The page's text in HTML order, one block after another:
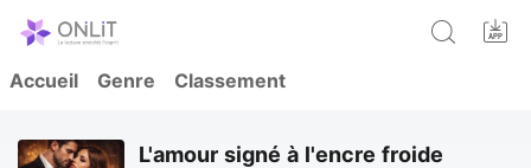
Accueil Genre Classement
L'amour signé à l'encre froide